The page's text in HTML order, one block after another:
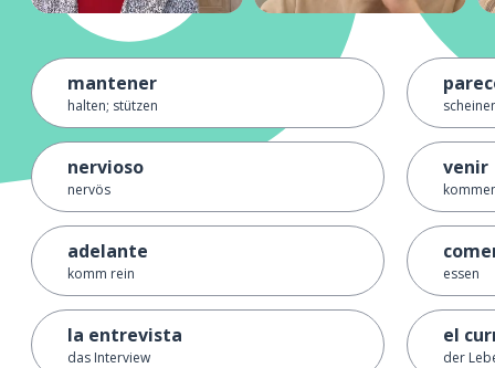
mantener
halten; stützen
nervioso
nervös
adelante
komm rein
la entrevista
das Interview
venir
essen
el
der